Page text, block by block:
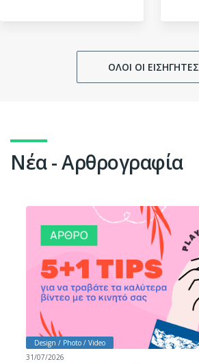
ΟΛΟΙ ΟΙ ΕΙΣΗΓΗΤΕΣ
Νέα - Αρθρογραφία
Design / Photo / Video
31/07/2026